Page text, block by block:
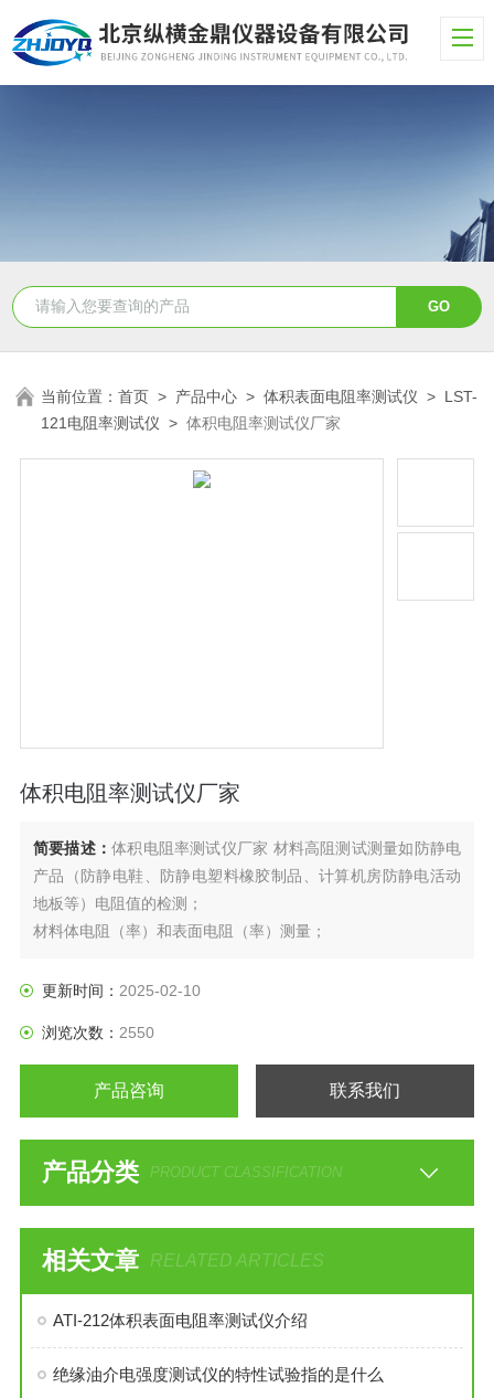
当前位置：首页 > 产品中心 >体积表面电阻率测试仪 > LST-
121电阻率测试仪 >体积电阻率测试仪厂家
体积电阻率测试仪厂家
简要描述：体积电阻率测试仪厂家 材料高阻测试测量如防静电
产品（防静电鞋、防静电塑料橡胶制品、计算机房防静电活动
地板等）电阻值的检测；
材料体电阻（率）和表面电阻（率）测量；
更新时间： 2025-02-10
浏览次数： 2550
产品咨询 联系我们
产品分类 PRODUCT CLASSIFICATION
相关文章 RELATED ARTICLES
ATI-212体积表面电阻率测试仪介绍
​绝缘油介电强度测试仪的特性试验指的是什么